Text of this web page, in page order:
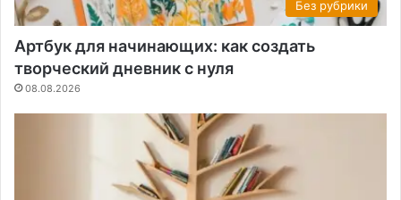
Без рубрики
Артбук для начинающих: как создать
творческий дневник с нуля
08.08.2026